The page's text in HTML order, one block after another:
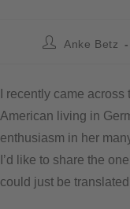
Anke Betz
I recently came
American living in
enthusiasm in her
I’d like to share the
could just be